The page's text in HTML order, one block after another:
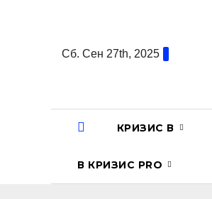
содержаниюСб. Сен 27th, 2025
КРИЗИС В
В КРИЗИС PRO